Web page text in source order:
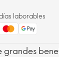
laborables
grandes